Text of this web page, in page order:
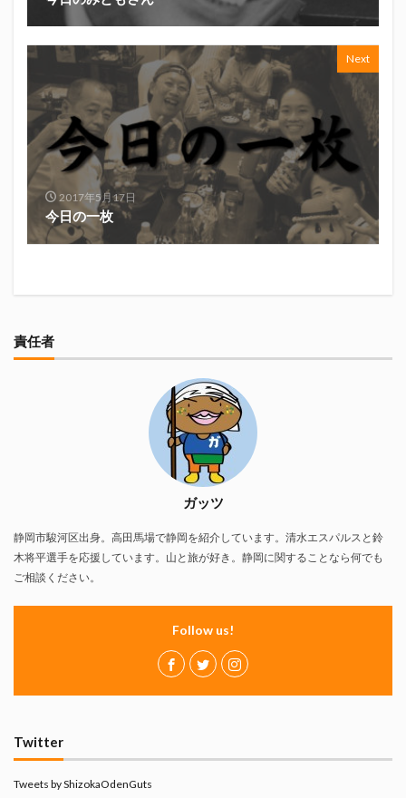
Next
2017年5月17日
今日の一枚
責任者
ガッツ
静岡市駿河区出身。高田馬場で静岡を紹介しています。清水エスパルスと鈴
木将平選手を応援しています。山と旅が好き。静岡に関することなら何でも
ご相談ください。
Follow us!
Twitter
Tweets by ShizokaOdenGuts
神沢川酒造場
立教大学 競馬部
米久
肋さん
臥龍梅 花の舞
花の舞酒造
花の舞酒造株式会社
英君
英君酒造
葵煎餅本家
藤枝MYFC
西武ライオンズ
赤石聖
鄭大世 鈴木Γ
鈴木将平
鈴木矢魔破
開運 青島みかん
青島酒造
静岡おでん
静岡おでん祭
静岡お茶コーラ
静岡のお酒とおでんを愛でる会
静岡の地酒
静岡万調ラーメン
静岡新聞
静岡高校
黒はんぺん